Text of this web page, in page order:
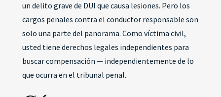
un delito grave de DUI que causa lesiones. Pero los
cargos penales contra el conductor responsable son
solo una parte del panorama. Como víctima civil,
usted tiene derechos legales independientes para
buscar compensación — independientemente de lo
que ocurra en el tribunal penal.